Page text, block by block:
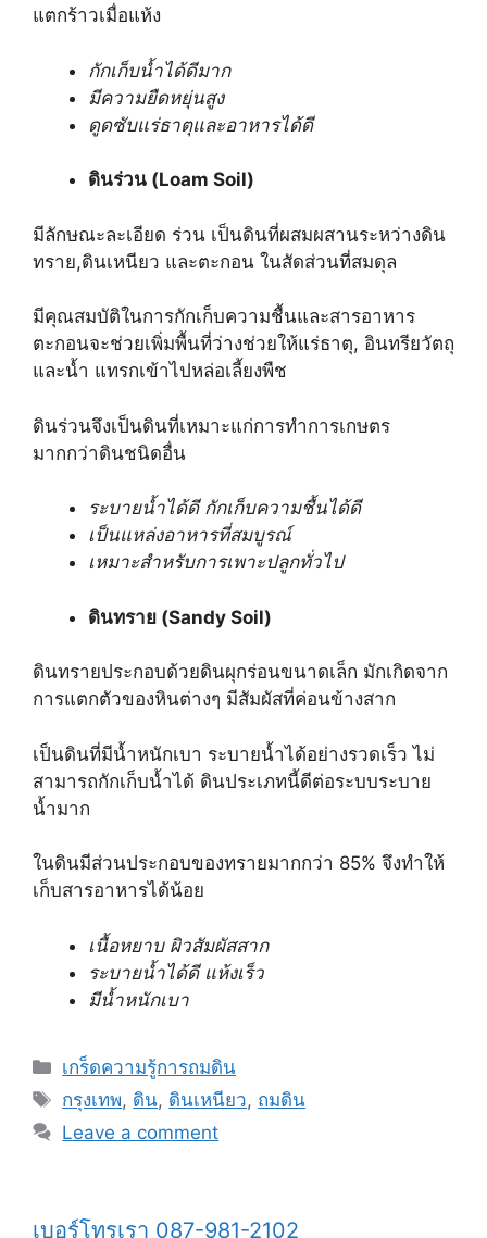
แตกร้าวเมื่อแห้ง
กักเก็บน้ำได้ดีมาก
มีความยืดหยุ่นสูง
ดูดซับแร่ธาตุและอาหารได้ดี
ดินร่วน (Loam Soil)
มีลักษณะละเอียด ร่วน เป็นดินที่ผสมผสานระหว่างดิน
ทราย,ดินเหนียว และตะกอน ในสัดส่วนที่สมดุล
มีคุณสมบัติในการกักเก็บความชื้นและสารอาหาร
ตะกอนจะช่วยเพิ่มพื้นที่ว่างช่วยให้แร่ธาตุ, อินทรียวัตถุ
และน้ำ แทรกเข้าไปหล่อเลี้ยงพืช
ดินร่วนจึงเป็นดินที่เหมาะแก่การทำการเกษตร
มากกว่าดินชนิดอื่น
ระบายน้ำได้ดี กักเก็บความชื้นได้ดี
เป็นแหล่งอาหารที่สมบูรณ์
เหมาะสำหรับการเพาะปลูกทั่วไป
ดินทราย (Sandy Soil)
ดินทรายประกอบด้วยดินผุกร่อนขนาดเล็ก มักเกิดจาก
การแตกตัวของหินต่างๆ มีสัมผัสที่ค่อนข้างสาก
เป็นดินที่มีน้ำหนักเบา ระบายน้ำได้อย่างรวดเร็ว ไม่
สามารถกักเก็บน้ำได้ ดินประเภทนี้ดีต่อระบบระบาย
น้ำมาก
ในดินมีส่วนประกอบของทรายมากกว่า 85% จึงทำให้
เก็บสารอาหารได้น้อย
เนื้อหยาบ ผิวสัมผัสสาก
ระบายน้ำได้ดี แห้งเร็ว
มีน้ำหนักเบา
Categories
เกร็ดความรู้การถมดิน
Tags
กรุงเทพ, ดิน, ดินเหนียว, ถมดิน
Leave a comment
เบอร์โทรเรา 087-981-2102